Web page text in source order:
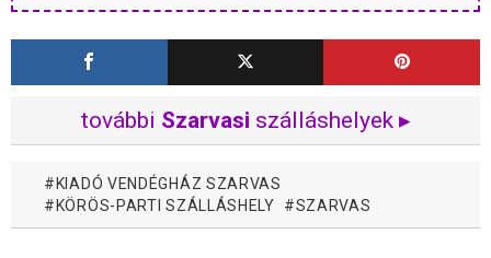
további Szarvasi szálláshelyek ▸
KIADÓ VENDÉGHÁZ SZARVAS
KÖRÖS-PARTI SZÁLLÁSHELY
SZARVAS